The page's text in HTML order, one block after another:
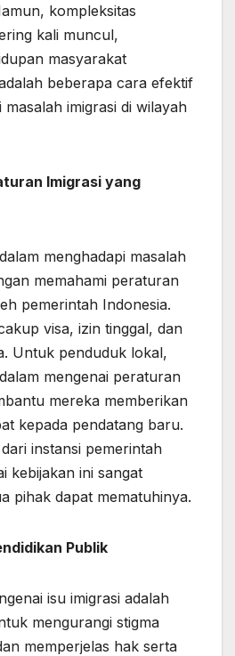
kompleksitas
kali muncul,
masyarakat
beberapa cara efektif
imigrasi di wilayah
Imigrasi yang
menghadapi masalah
memahami peraturan
pemerintah Indonesia.
visa, izin tinggal, dan
Untuk penduduk lokal,
mengenai peraturan
mereka memberikan
kepada pendatang baru.
instansi pemerintah
kebijakan ini sangat
pihak dapat mematuhinya.
Publik
isu imigrasi adalah
mengurangi stigma
memperjelas hak serta